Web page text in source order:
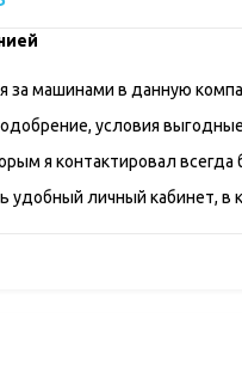
за машинами в данную
условия
я контактировал
удобный личный кабинет,